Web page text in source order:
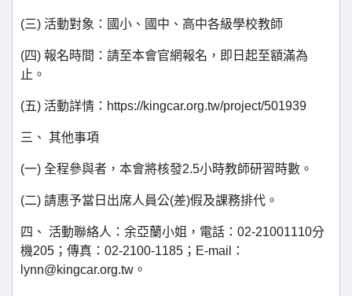
(三) 活動對象：國小、國中、高中各級學校教師
(四) 報名時間：請至本會官網報名，即日起至額滿為
止。
(五) 活動詳情：https://kingcar.org.tw/project/501939
三、 其他事項
(一) 全程參與者，本會將核發2.5小時教師研習時數。
(二) 請惠予當日出席人員公(差)假及課務排代。
四、 活動聯絡人：余亞蘭小姐，電話：02-21001110分
機205；傳真：02-2100-1185；E-mail：
lynn@kingcar.org.tw。